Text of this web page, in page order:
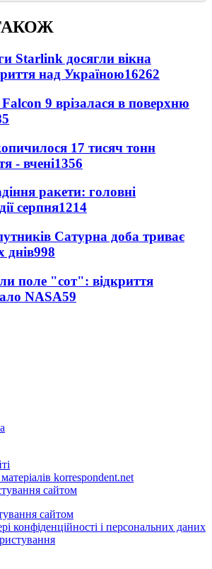
Starlink досягли вікна
над Україною16262
9 врізалася в поверхню
17 тисяч тонн
- вчені1356
ракети: головні
серпня1214
Сатурна доба триває
днів998
поле "сот": відкриття
NASA59
korrespondent.net
сайтом
сайтом
конфіденційності і персональних даних